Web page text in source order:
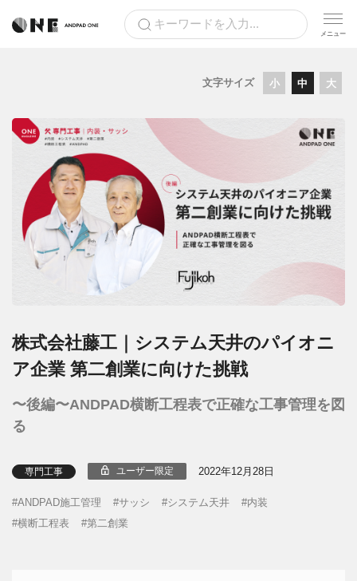
文字サイズ 小 中 大
株式会社藤工｜システム天井のパイオニ
ア企業 第二創業に向けた挑戦
〜後編〜ANDPAD横断工程表で正確な工事管理を図
る
専門工事 ユーザー限定 2022年12月28日
ANDPAD施工管理 サッシ システム天井
内装
横断工程表
第二創業